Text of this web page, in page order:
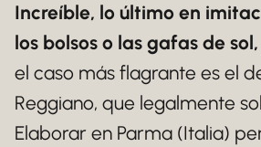
Increíble, lo último en
los bolsos o las gafas de
el caso más flagrante es el
Reggiano, que legalmente
Elaborar en Parma (Italia)